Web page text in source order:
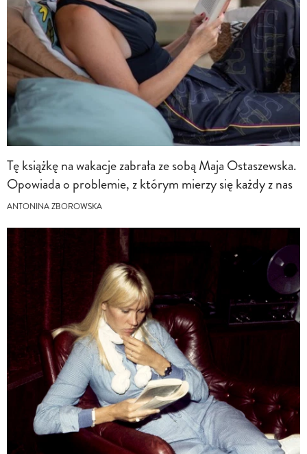
Tę książkę na wakacje zabrała ze sobą Maja Ostaszewska.
Opowiada o problemie, z którym mierzy się każdy z nas
ANTONINA ZBOROWSKA